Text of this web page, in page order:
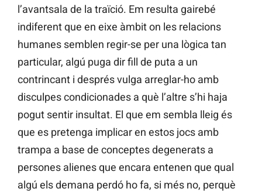
l’avantsala de la traïció. Em resulta gairebé
indiferent que en eixe àmbit on les relacions
humanes semblen regir-se per una lògica tan
particular, algú puga dir fill de puta a un
contrincant i després vulga arreglar-ho amb
disculpes condicionades a què l’altre s’hi haja
pogut sentir insultat. El que em sembla lleig és
que es pretenga implicar en estos jocs amb
trampa a base de conceptes degenerats a
persones alienes que encara entenen que qual
algú els demana perdó ho fa, si més no, perquè